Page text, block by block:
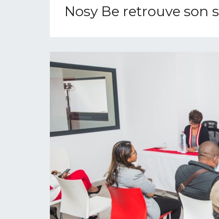
Nosy Be retrouve son